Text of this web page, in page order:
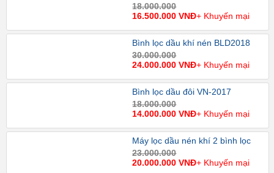
18.000.000
16.500.000 VNĐ+ Khuyến mại
Bình lọc dầu khí nén BLD2018
30.000.000
24.000.000 VNĐ+ Khuyến mại
Bình lọc dầu đôi VN-2017
18.000.000
14.000.000 VNĐ+ Khuyến mại
Máy lọc dầu nén khí 2 bình lọc
23.000.000
20.000.000 VNĐ+ Khuyến mại